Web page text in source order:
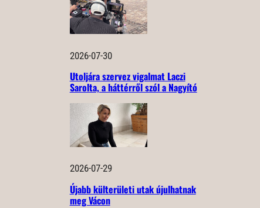
2026-07-30
Utoljára szervez vigalmat Laczi
Sarolta, a háttérről szól a Nagyító
2026-07-29
Újabb külterületi utak újulhatnak
meg Vácon